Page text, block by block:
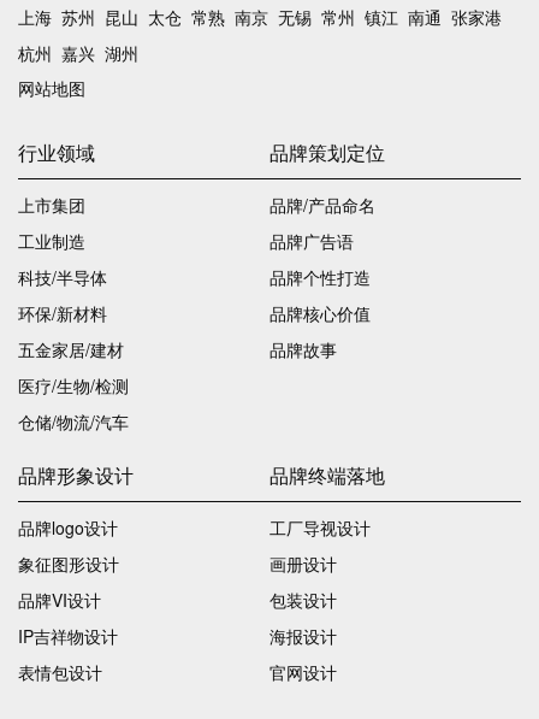
上海 苏州 昆山 太仓 常熟 南京 无锡 常州 镇江 南通 张家港
杭州 嘉兴 湖州
网站地图
行业领域
上市集团
工业制造
科技/半导体
环保/新材料
五金家居/建材
医疗/生物/检测
仓储/物流/汽车
品牌策划定位
品牌/产品命名
品牌广告语
品牌个性打造
品牌核心价值
品牌故事
品牌形象设计
品牌logo设计
象征图形设计
品牌VI设计
IP吉祥物设计
表情包设计
品牌终端落地
工厂导视设计
画册设计
包装设计
海报设计
官网设计